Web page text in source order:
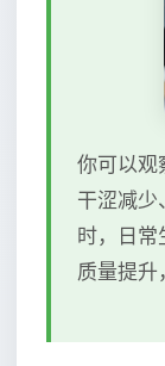
你可以观
干涩减少
时，日
质量提升